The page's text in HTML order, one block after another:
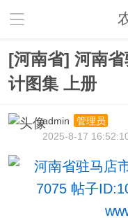
[河南省] 河南
计图集 上册
admin
管理员
2025-8-17